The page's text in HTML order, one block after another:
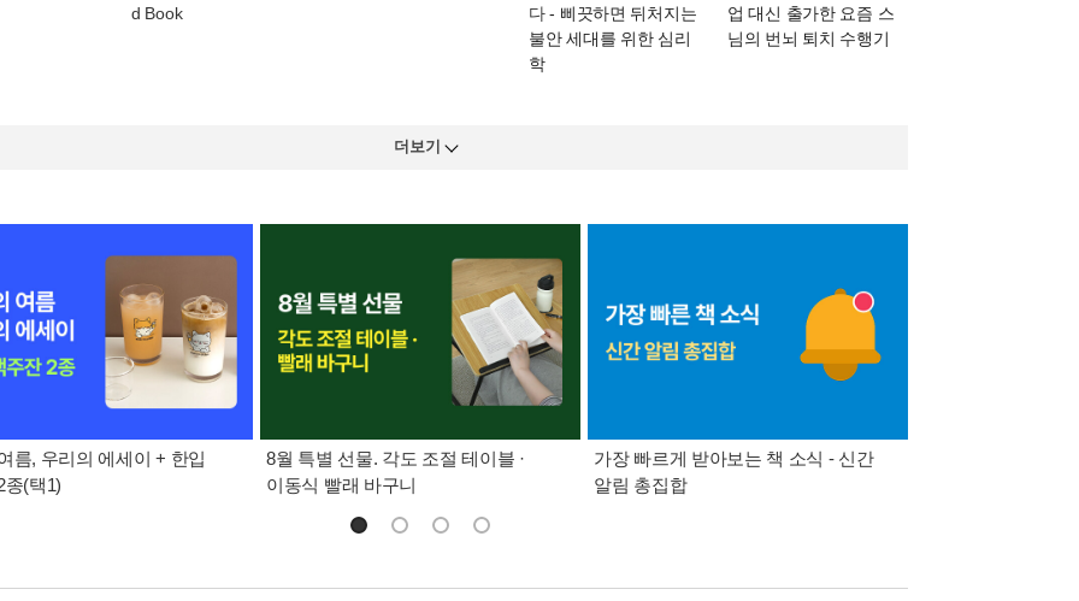
d Book
다- 삐끗하면 뒤처지는
불안 세대를 위한 심리
학
업 대신 출가한 요즘 스
님의 번뇌 퇴치 수행기
더보기
름, 우리의 에세이 + 한입
종(택1)
8월 특별 선물. 각도 조절 테이블 ·
이동식 빨래 바구니
가장 빠르게 받아보는 책 소식 - 신간
알림 총집합